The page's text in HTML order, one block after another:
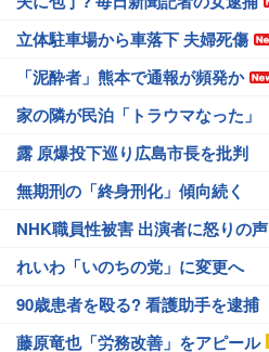
立体駐車場から車落下 夫婦死傷
「泥酔者」熊本で通報が頻発か
家の隣が民泊「トラウマなった」
露 原爆投下巡り広島市長を批判
無期刑の「終身刑化」傾向続く
NHK職員性被害 出演者に怒りの声
れいわ「いのちの党」に変更へ
90歳患者を殴る? 看護助手を逮捕
藤原竜也「労務改善」をアピール